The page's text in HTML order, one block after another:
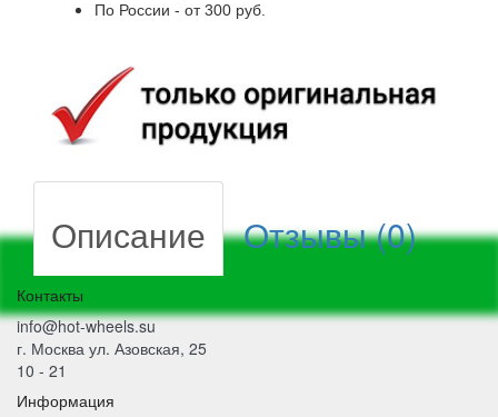
По России - от 300 руб.
Описание Отзывы (0)
Контакты
info@hot-wheels.su
г. Москва ул. Азовская, 25
10 - 21
Информация